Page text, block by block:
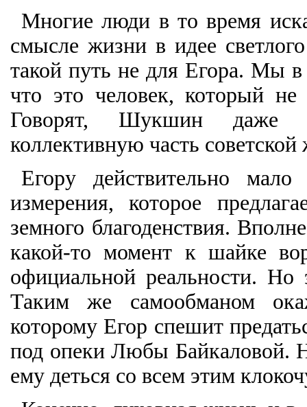
Многие люди в то время
смысле жизни в идее
такой путь не для Егора. Мы
что это человек, который
Говорят, Шукшин даже
коллективную часть
Егору действительно мало
измерения, которое
земного благоденствия.
какой-то момент к шайке
официальной реальности. Но
Таким же самообманом
которому Егор спешит
под опеки Любы Байкаловой.
ему деться со всем этим